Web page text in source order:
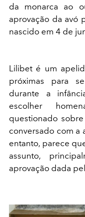
da monarca ao
aprovação da avó
nascido em 4 de
Lilibet é um
próximas para
durante a
escolher
questionado
conversado com a
entanto, parece
assunto,
aprovação dada